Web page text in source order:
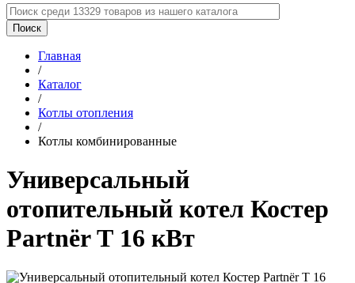
Главная
/
Каталог
/
Котлы отопления
/
Котлы комбинированные
Универсальный
отопительный котел Костер
Partnёr Т 16 кВт